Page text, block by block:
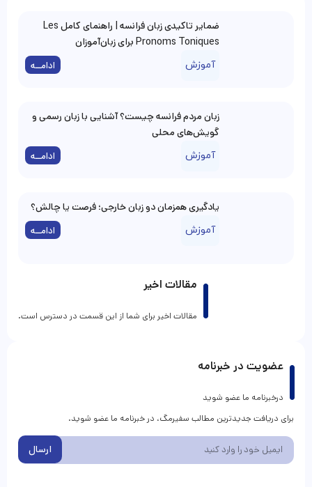
مقالات اخیر
مقالات اخیر برای شما از این قسمت در دسترس است.
ضمایر تاکیدی زبان فرانسه | راهنمای کامل Les
Pronoms Toniques برای زبان‌آموزان
آموزش ادامــه
زبان مردم فرانسه چیست؟ آشنایی با زبان رسمی و
گویش‌های محلی
آموزش ادامــه
یادگیری همزمان دو زبان خارجی؛ فرصت یا چالش؟
آموزش ادامــه
عضویت در خبرنامه
درخبرنامه ما عضو شوید
برای دریافت جدیدترین مطالب سفیرمگ، در خبرنامه ما عضو شوید.
ارسال